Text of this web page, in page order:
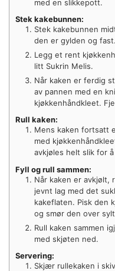
med en slikkepott.
Stek kakebunnen:
Stek kakebunnen
den er gylden og fast.
Legg et rent
litt Sukrin Melis.
Når kaken er ferdig
av pannen med en
kjøkkenhåndkleet.
Rull kaken:
Mens kaken fortsatt
med
avkjøles helt slik for
Fyll og rull sammen:
Når kaken er avkjølt,
jevnt lag med det
kakeflaten. Pisk den
og smør den over
Rull kaken sammen
med skjøten ned.
Servering:
Skjær rullekaken i